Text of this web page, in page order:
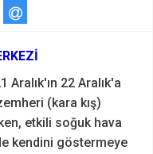
22 Aralık'a
(kara kış)
etkili soğuk hava
kendini göstermeye